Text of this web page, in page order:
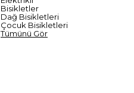
Bisikletler
Dağ Bisikletleri
Çocuk Bisikletleri
Tümünü Gör